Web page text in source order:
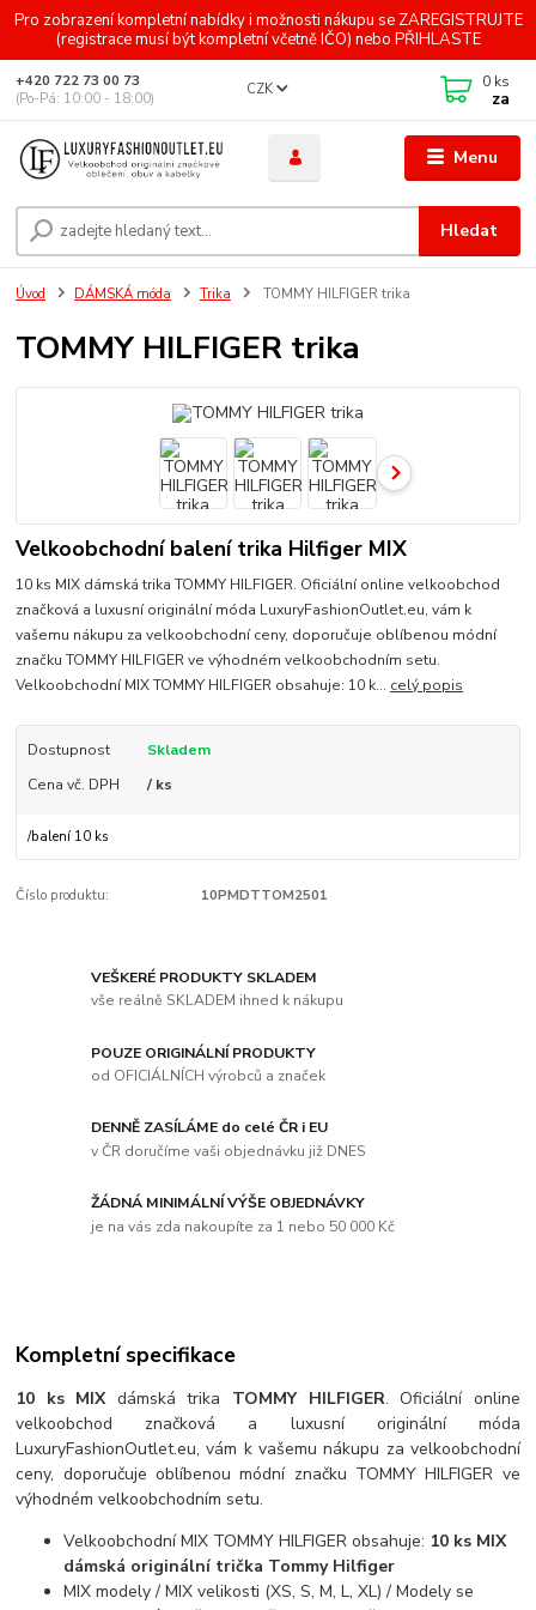
Pro zobrazení kompletní nabídky i možnosti nákupu se ZAREGISTRUJTE
(registrace musí být kompletní včetně IČO) nebo PŘIHLASTE
Menu
CZK
Hledat
+420 722 73 00 73
(Po-Pá: 10:00 - 18:00)
0 ks
za
Úvod DÁMSKÁ móda Trika TOMMY HILFIGER trika
TOMMY HILFIGER trika
Velkoobchodní balení trika Hilfiger MIX
10 ks MIX dámská trika TOMMY HILFIGER. Oficiální online velkoobchod
značková a luxusní originální móda LuxuryFashionOutlet.eu, vám k
vašemu nákupu za velkoobchodní ceny, doporučuje oblíbenou módní
značku TOMMY HILFIGER ve výhodném velkoobchodním setu.
Velkoobchodní MIX TOMMY HILFIGER obsahuje: 10 k... celý popis
Dostupnost
Skladem
Cena vč. DPH
/ ks
/balení 10 ks
Číslo produktu: 10PMDTTOM2501
VEŠKERÉ PRODUKTY SKLADEM
vše reálně SKLADEM ihned k nákupu
POUZE ORIGINÁLNÍ PRODUKTY
od OFICIÁLNÍCH výrobců a značek
DENNĚ ZASÍLÁME do celé ČR i EU
v ČR doručíme vaši objednávku již DNES
ŽÁDNÁ MINIMÁLNÍ VÝŠE OBJEDNÁVKY
je na vás zda nakoupíte za 1 nebo 50 000 Kč
Kompletní specifikace
10 ks MIXdámská trika TOMMY HILFIGER. Oficiální online
velkoobchod značková a luxusní originální móda
LuxuryFashionOutlet.eu, vám k vašemu nákupu za velkoobchodní
ceny, doporučuje oblíbenou módní značku TOMMY HILFIGER ve
výhodném velkoobchodním setu.
Velkoobchodní MIX TOMMY HILFIGER obsahuje: 10 ks MIX
dámská originální trička Tommy Hilfiger
MIX modely / MIX velikosti (XS, S, M, L, XL) / Modely se